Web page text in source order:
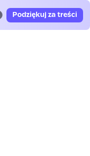
Podziękuj za treści